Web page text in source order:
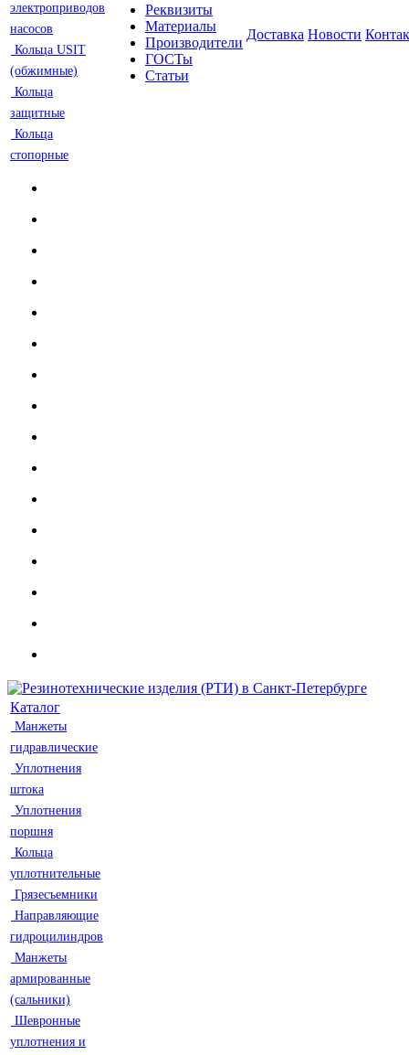
электроприводов
насосов
Кольца USIT
(обжимные)
Кольца
защитные
Кольца
стопорные
Реквизиты
Материалы
Производители
ГОСТы
Статьи
Доставка Новости
Каталог
Манжеты
гидравлические
Уплотнения
штока
Уплотнения
поршня
Кольца
уплотнительные
Грязесъемники
Направляющие
гидроцилиндров
Манжеты
армированные
(сальники)
Шевронные
уплотнения и